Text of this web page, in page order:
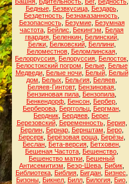
Бедные, Безвкусица, Бездарь,
Бездетность Безнаказанность
Безопасность, Безумие, Безумная
частота Бейлис Бекингэм
Белая
гвардия, Беленкин, Белинский,
Белки, Белковский, Беллини,
Беломестнов, Беломлинская,
Белорруссия Белоруссия Белосток
Белостокский погром
Белые, Белые
Медведи, Белые ночи, Белый, Белый
дом
Белых Бельгия Беляев
Беляев-Гинтовт, Бензиновая
Бензиновая пила Бензопила
Бенкендорф Бенсон Бербер
Берберова Берггольц Бергман
Бердник Бердяев Берег,
Березовский, Беременность, Берия,
Берлин, Бернар, Бернштам Беро,
Берсерк, Берёзовая роща, Берёзы,
Беслан Бета-версия Бетховен
Бешеная Частота Бешенство
Бешенство матки Бешеный
Антисемитизм
Беэр-Шева Бибик
Библиотека Библия Бигдан Бизнес
Бизоны Бикнел Билл Билогия Био